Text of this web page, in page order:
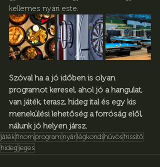
kellemes nyári este.
Szóval ha a jó időben is olyan
programot keresel, ahol jó a hangulat,
van játék, terasz, hideg ital és egy kis
menekülési lehetőség a forróság elől,
nálunk jó helyen jársz.
játékfinomprogramnyárlégkondihűvösfrissítő
hidegjeges